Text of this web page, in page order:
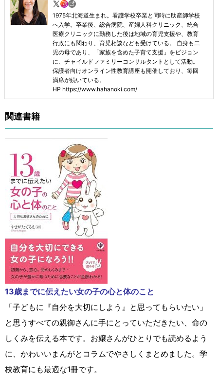
1975年北海道生まれ。看護学校卒業と同時に助産師学校
へ入学。卒業後、総合病院、産婦人科クリニック、統合
医療クリニックに勤務した後は地域の育児支援や、教育
行政にも関わり、育児相談なども受けている。 自身も二
児の母であり、「家族を含めた子育て支援」をビジョン
に、チャイルドファミリーコンサルタントとして活動。
保護者向けオンライン性教育講座も開催しており、毎回
満席が続いている。
HP https://www.hahanoki.com/
関連書籍
13歳までに伝えたい女の子の心と体のこと
「子どもに『自分を大切にしよう』と思ってもらいたい」
と思うすべての親御さんに手にとっていただきたい、命の
しくみを伝える本です。お嬢さんがひとりでも読めるよう
に、かわいいまんがとコラムでやさしくまとめました。学
校教育にも最適な1冊です。